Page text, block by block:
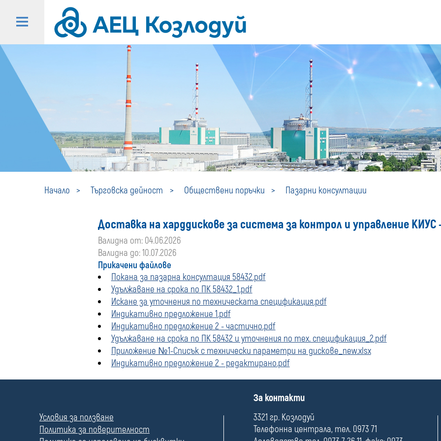
Начало Търговска дейност Обществени поръчки Пазарни консултации
Пазарни
консултации
Доставка на харддискове за система за контрол и управление КИУС
Валидна от: 04.06.2026
Валидна до: 10.07.2026
Прикачени файлове
Покана за пазарна консултация 58432.pdf
Удължаване на срока по ПК 58432_1.pdf
Искане за уточнения по техническата спецификация.pdf
Индикативно предложение 1.pdf
Индикативно предложение 2 - частично.pdf
Удължаване на срока по ПК 58432 и уточнения по тех. спецификация_2.pdf
Приложение №1-Списък с технически параметри на дискове_new.xlsx
Индикативно предложение 2 - редактирано.pdf
л
е
Условия за ползване
Политика за поверителност
П
л
е
За контакти
3321 гр. Козлодуй
Телефонна централа, тел. 0973 71